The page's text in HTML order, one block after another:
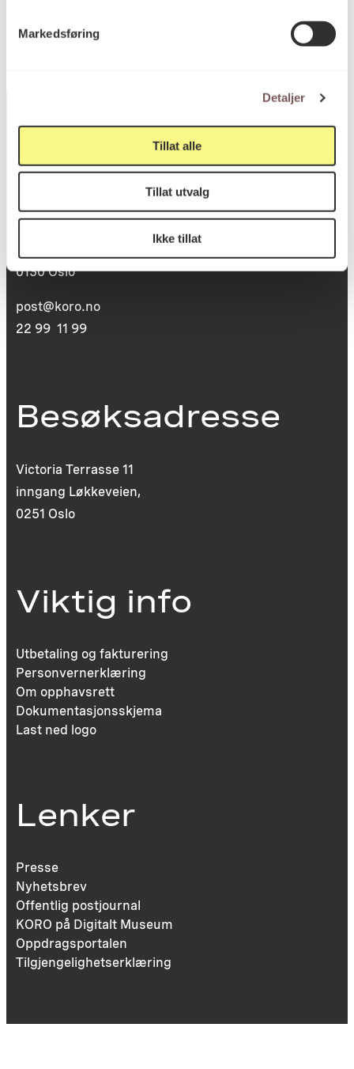
Markedsføring
Detaljer
Tillat alle
Tillat utvalg
Ikke tillat
Postadresse
0130 Oslo
post@koro.no
22 99 11 99
Besøksadresse
Victoria Terrasse 11
inngang Løkkeveien,
0251 Oslo
Viktig info
Utbetaling og fakturering
Personvernerklæring
Om opphavsrett
Dokumentasjonsskjema
Last ned logo
Lenker
Presse
Nyhetsbrev
Offentlig postjournal
KORO på Digitalt Museum
Oppdragsportalen
Tilgjengelighetserklæring